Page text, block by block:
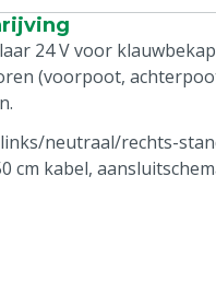
24 V voor
(voorpoot,
neutraal/rechts-
cm kabel,